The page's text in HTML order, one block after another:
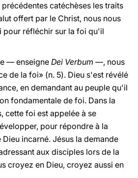
catéchèses les traits
offert par le Christ, nous nous
pour réfléchir sur la foi qu'il
— enseigne Dei Verbum —, nous
de la foi» (n. 5). Dieu s'est révélé
en demandant au peuple qu'il
fondamentale de foi. Dans la
cette foi est appelée à se
pour répondre à la
incarné. Jésus la demande
aux disciples lors de la
croyez en Dieu, croyez aussi en